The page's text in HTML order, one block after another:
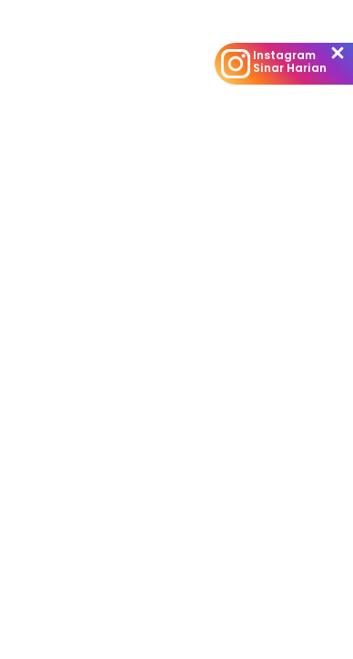
Instagram
Sinar Harian